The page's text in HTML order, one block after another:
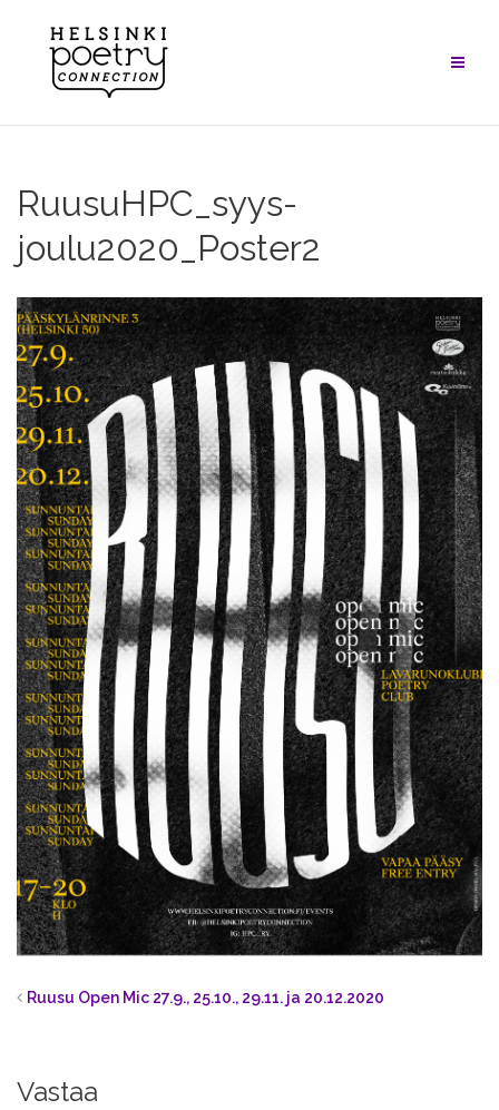
content
RuusuHPC_syys-
joulu2020_Poster2
Ruusu Open Mic 27.9., 25.10., 29.11. ja 20.12.2020
Vastaa